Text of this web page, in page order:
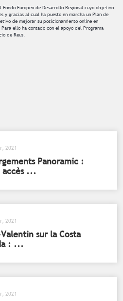
Europeo de Desarrollo Regional cuyo objetivo
gracias al cual ha puesto en marcha un Plan de
de mejorar su posicionamiento online en
ello ha contado con el apoyo del Programa
de Reus.
2021
Panoramic :
...
2021
sur la Costa
: ...
2021